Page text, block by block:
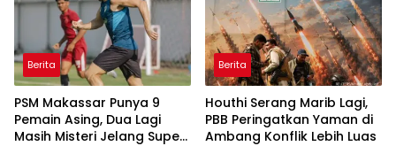
Berita
PSM Makassar Punya 9
Pemain Asing, Dua Lagi
Masih Misteri Jelang Super
Berita
Houthi Serang Marib Lagi,
PBB Peringatkan Yaman di
Ambang Konflik Lebih Luas